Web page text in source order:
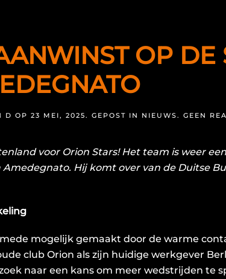
OP DE
D OP 23 MEI, 2025 . GEPOST IN NIEUWS . GEEN
voor Orion Stars! Het team is weer
Amedegnato. Hij komt over van de Duitse
mogelijk gemaakt door de warme
club Orion als zijn huidige werkgever
naar een kans om meer wedstrijden te